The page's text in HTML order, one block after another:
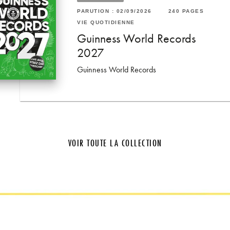
PAGES
avec 100
: 21/01/2026 46 PAGES
QUOTIDIENNE
photos Aubergine -
x 250 mm
PARUTION : 02/09/2026 240 PAGES
VIE QUOTIDIENNE
Guinness World Records
2027
Guinness World Records
VOIR TOUTE LA COLLECTION